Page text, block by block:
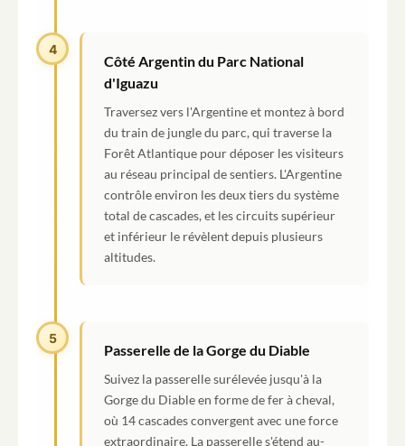
4
Côté Argentin du Parc National
d'Iguazu
Traversez vers l'Argentine et montez à bord
du train de jungle du parc, qui traverse la
Forêt Atlantique pour déposer les visiteurs
au réseau principal de sentiers. L'Argentine
contrôle environ les deux tiers du système
total de cascades, et les circuits supérieur
et inférieur le révèlent depuis plusieurs
altitudes.
5
Passerelle de la Gorge du Diable
Suivez la passerelle surélevée jusqu'à la
Gorge du Diable en forme de fer à cheval,
où 14 cascades convergent avec une force
extraordinaire. La passerelle s'étend au-